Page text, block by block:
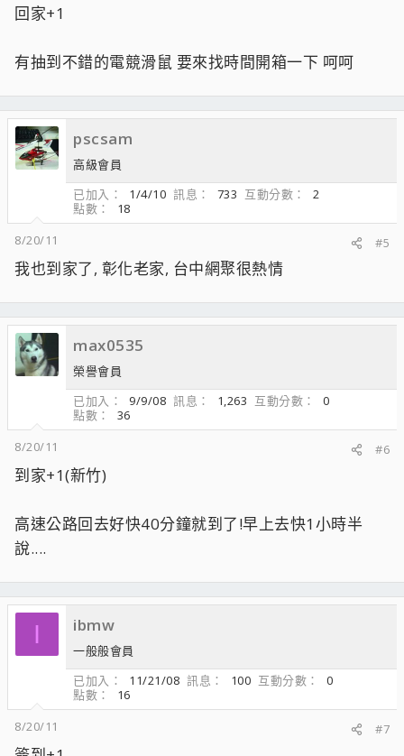
回家+1
有抽到不錯的電競滑鼠 要來找時間開箱一下 呵呵
pscsam
高級會員
已加入
1/4/10 訊息 733 互動分數
2
點數
18
8/20/11
#5
我也到家了, 彰化老家, 台中網聚很熱情
max0535
榮譽會員
已加入
9/9/08 訊息 1,263 互動分數
0
點數
36
8/20/11
#6
到家+1(新竹)
高速公路回去好快40分鐘就到了!早上去快1小時半
說....
I ibmw
一般般會員
已加入
11/21/08 訊息 100 互動分數
0
點數
16
8/20/11
#7